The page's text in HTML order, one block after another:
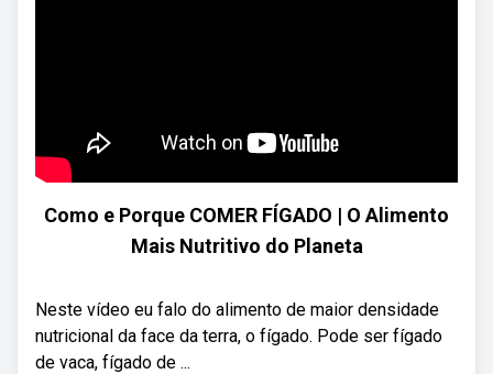
Como e Porque COMER FÍGADO | O Alimento
Mais Nutritivo do Planeta
Neste vídeo eu falo do alimento de maior densidade
nutricional da face da terra, o fígado. Pode ser fígado
de vaca, fígado de ...